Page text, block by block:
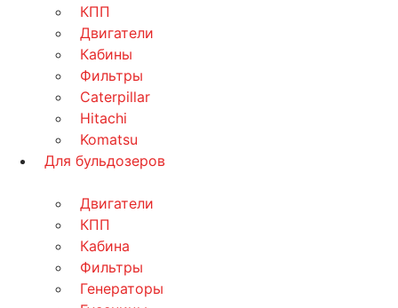
КПП
Двигатели
Кабины
Фильтры
Caterpillar
Hitachi
Komatsu
Для бульдозеров
Двигатели
КПП
Кабина
Фильтры
Генераторы